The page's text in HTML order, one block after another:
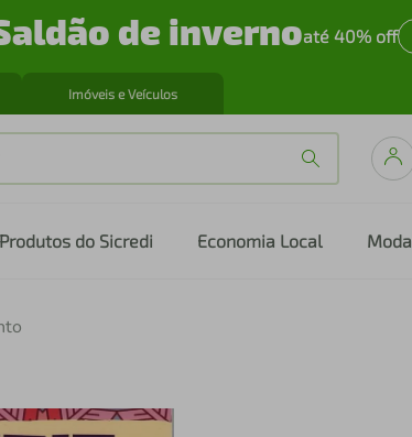
de invernoaté 40% off
Imóveis e Veículos
Produtos do Sicredi Economia Local Moda